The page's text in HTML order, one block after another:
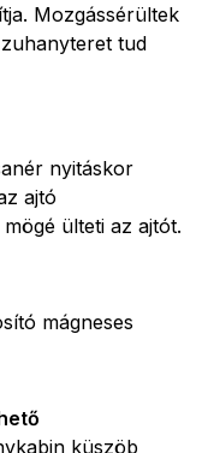
Mozgássérültek
tud
nyitáskor
ajtó
ülteti az ajtót.
mágneses
küszöb